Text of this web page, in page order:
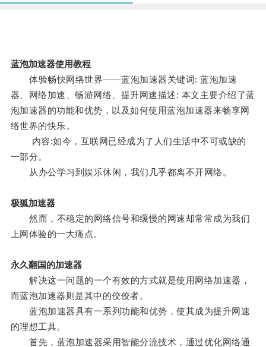
蓝泡加速器使用教程
体验畅快网络世界——蓝泡加速器关键词: 蓝泡加速
器、网络加速、畅游网络、提升网速描述: 本文主要介绍了蓝
泡加速器的功能和优势，以及如何使用蓝泡加速器来畅享网
络世界的快乐。
内容:如今，互联网已经成为了人们生活中不可或缺的
一部分。
从办公学习到娱乐休闲，我们几乎都离不开网络。
极狐加速器
然而，不稳定的网络信号和缓慢的网速却常常成为我们
上网体验的一大痛点。
永久翻国的加速器
解决这一问题的一个有效的方式就是使用网络加速器，
而蓝泡加速器则是其中的佼佼者。
蓝泡加速器具有一系列功能和优势，使其成为提升网速
的理想工具。
首先，蓝泡加速器采用智能分流技术，通过优化网络通